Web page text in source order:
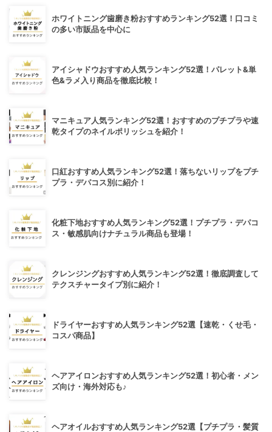
ホワイトニング歯磨き粉おすすめランキング52選！口コミ
の多い市販品を中心に
アイシャドウおすすめ人気ランキング52選！パレット&単
色&ラメ入り商品を徹底比較！
マニキュア人気ランキング52選！おすすめのプチプラや速
乾タイプのネイルポリッシュを紹介！
口紅おすすめ人気ランキング52選！落ちないリップをプチ
プラ・デパコス別に紹介！
化粧下地おすすめ人気ランキング52選！プチプラ・デパコ
ス・敏感肌向けナチュラル商品も登場！
クレンジングおすすめ人気ランキング52選！徹底調査して
テクスチャータイプ別に紹介！
ドライヤーおすすめ人気ランキング52選【速乾・くせ毛・
コスパ商品】
ヘアアイロンおすすめ人気ランキング52選！初心者・メン
ズ向け・海外対応も♪
ヘアオイルおすすめ人気ランキング52選【プチプラ・髪質